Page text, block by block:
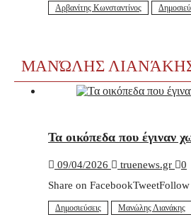
Αρβανίτης Κωνσταντίνος
ΜΑΝΏΛΗΣ
Τα οικόπεδα που έγιναν
09/04/2026 truenews.gr
0
Share on FacebookTweetFollow
Δημοσιεύσεις Μανώλης Λιανάκης